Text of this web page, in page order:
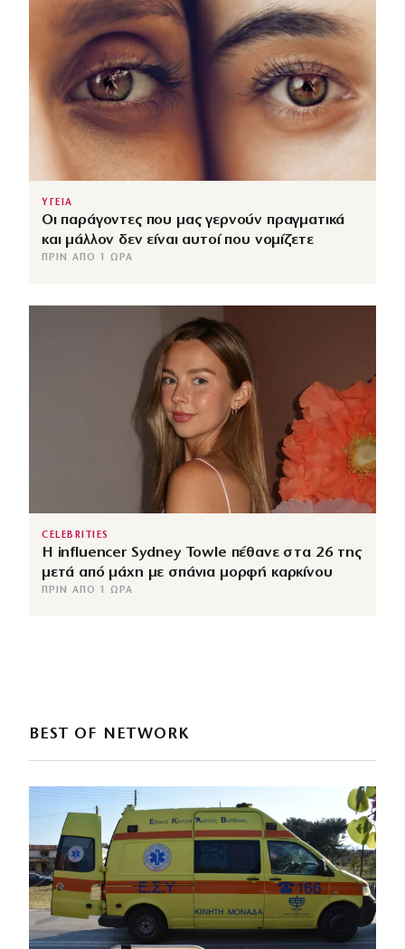
ΥΓΕΙΑ
Οι παράγοντες που μας γερνούν πραγματικά
και μάλλον δεν είναι αυτοί που νομίζετε
ΠΡΙΝ ΑΠΌ 1 ΏΡΑ
CELEBRITIES
Η influencer Sydney Towle πέθανε στα 26 της
μετά από μάχη με σπάνια μορφή καρκίνου
ΠΡΙΝ ΑΠΌ 1 ΏΡΑ
BEST OF NETWORK